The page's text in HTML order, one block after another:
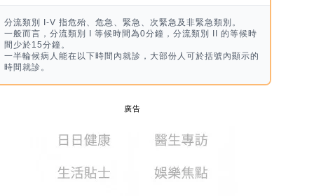
分流類別 I-V 指危殆、危急、緊急、次緊急及非緊急類別。
一般而言，分流類別 I 等候時間為0分鐘，分流類別 II 的等候時
間少於15分鐘。
一半輪候病人能在以下時間內就診，大部份人可於括號內顯示的
時間就診。
廣告